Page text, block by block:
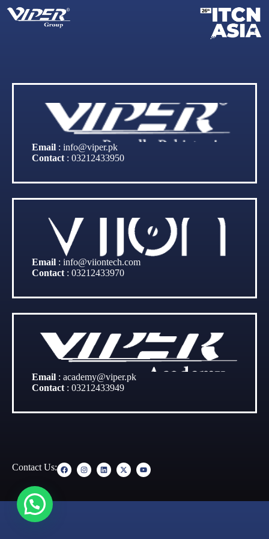
Email : info@viper.pk
Contact : 03212433950
Email : info@viiontech.com
Contact : 03212433970
Email : academy@viper.pk
Contact : 03212433949
Contact Us: